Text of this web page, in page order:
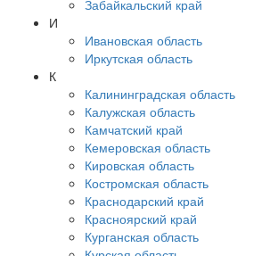
Забайкальский край
И
Ивановская область
Иркутская область
К
Калининградская область
Калужская область
Камчатский край
Кемеровская область
Кировская область
Костромская область
Краснодарский край
Красноярский край
Курганская область